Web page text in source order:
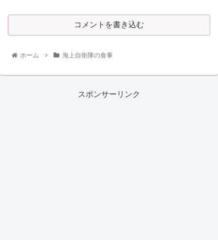
コメントを書き込む
ホーム 海上自衛隊の食事
スポンサーリンク